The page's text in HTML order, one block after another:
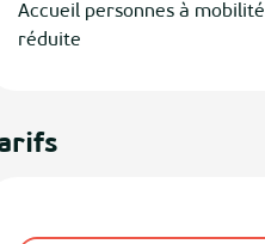
Accueil personnes à mobilité
réduite